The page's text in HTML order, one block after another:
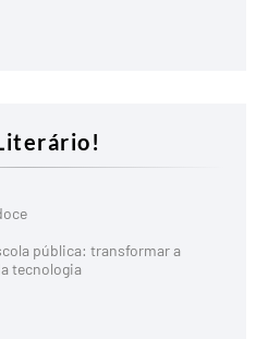
pública: transformar a
tecnologia